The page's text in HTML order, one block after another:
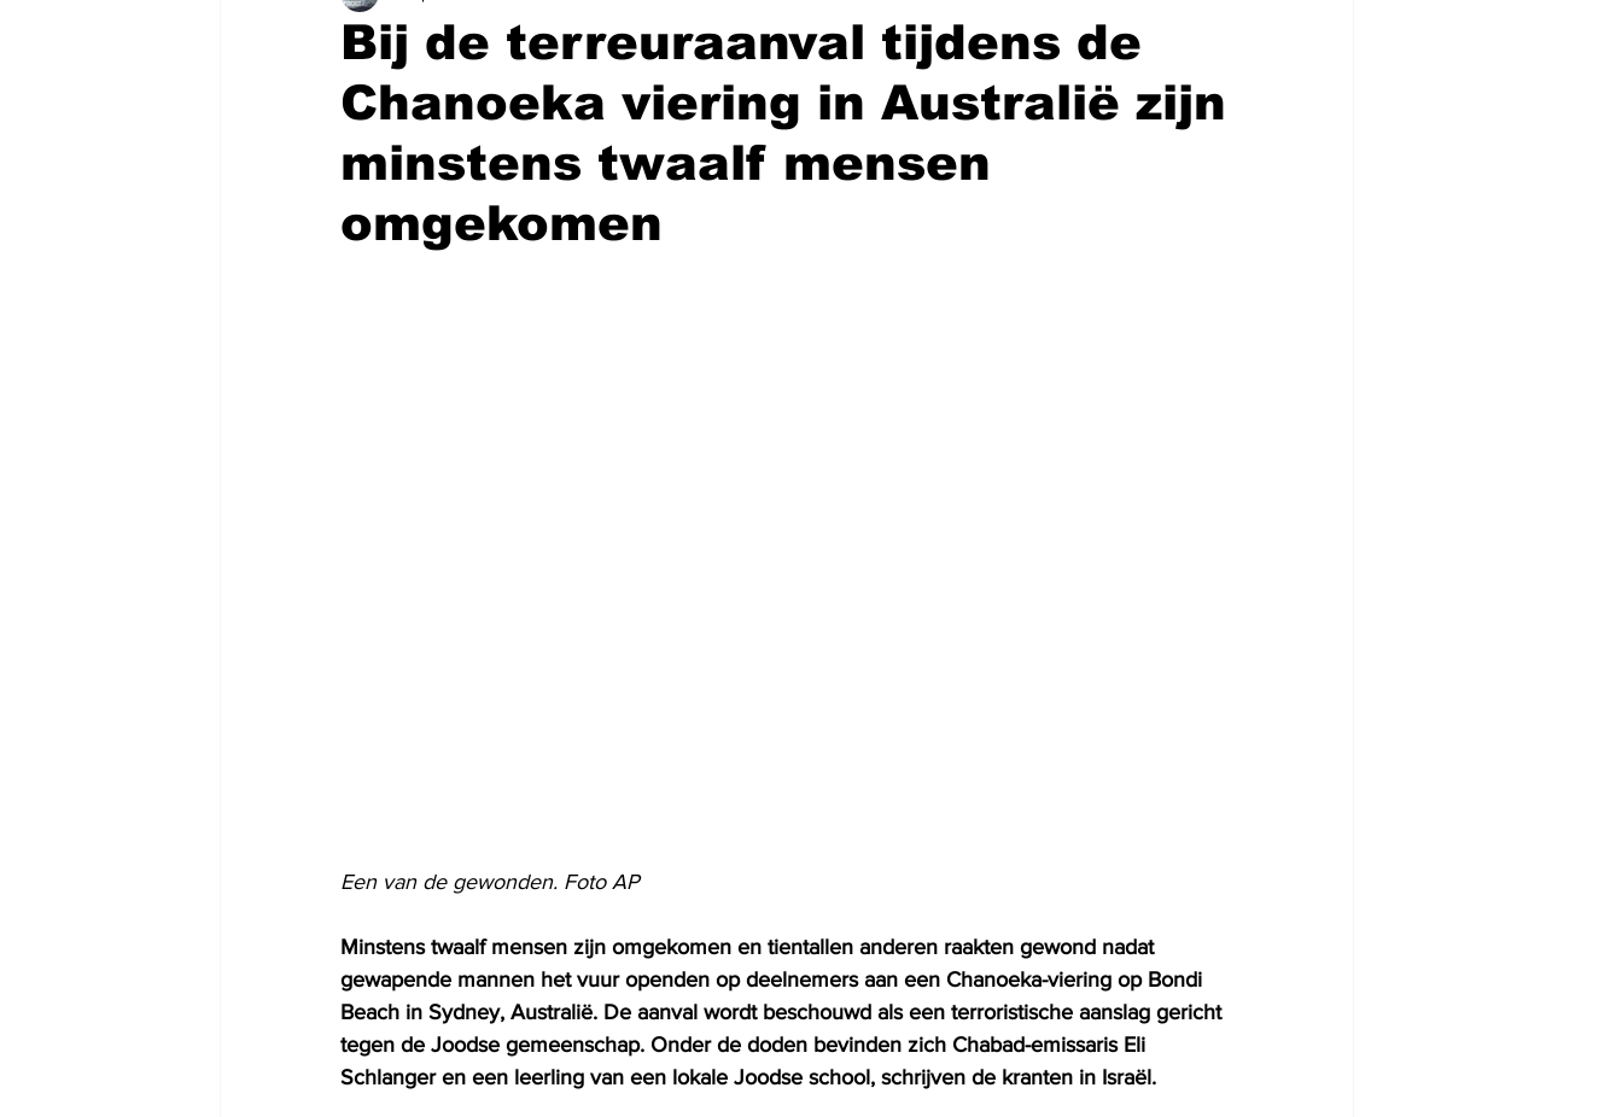
Bij de terreuraanval tijdens de
Chanoeka viering in Australië zijn
minstens twaalf mensen
omgekomen
Een van de gewonden. Foto AP
Minstens twaalf mensen zijn omgekomen en tientallen anderen raakten gewond nadat
gewapende mannen het vuur openden op deelnemers aan een Chanoeka-viering op Bondi
Beach in Sydney, Australië. De aanval wordt beschouwd als een terroristische aanslag gericht
tegen de Joodse gemeenschap. Onder de doden bevinden zich Chabad-emissaris Eli
Schlanger en een leerling van een lokale Joodse school, schrijven de kranten in Israël.